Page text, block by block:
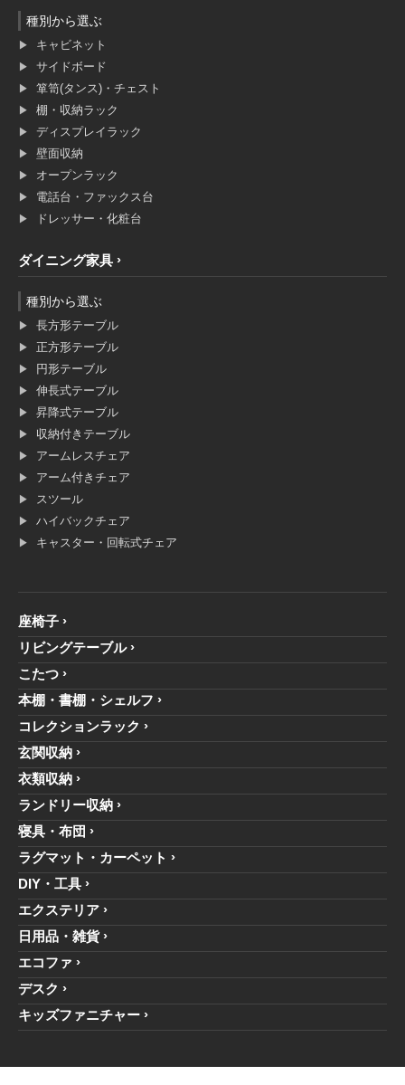
種別から選ぶ
キャビネット
サイドボード
箪笥(タンス)・チェスト
棚・収納ラック
ディスプレイラック
壁面収納
オープンラック
電話台・ファックス台
ドレッサー・化粧台
ダイニング家具
種別から選ぶ
長方形テーブル
正方形テーブル
円形テーブル
伸長式テーブル
昇降式テーブル
収納付きテーブル
アームレスチェア
アーム付きチェア
スツール
ハイバックチェア
キャスター・回転式チェア
座椅子
リビングテーブル
こたつ
本棚・書棚・シェルフ
コレクションラック
玄関収納
衣類収納
ランドリー収納
寝具・布団
ラグマット・カーペット
DIY・工具
エクステリア
日用品・雑貨
エコファ
デスク
キッズファニチャー